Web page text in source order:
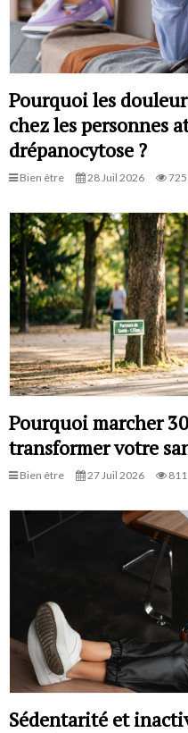
Pourquoi les
chez les personnes
drépanocytose ?
Bien être 28 Juil 2026
Pourquoi marcher
transformer votre
Bien être 27 Juil 2026
Sédentarité et